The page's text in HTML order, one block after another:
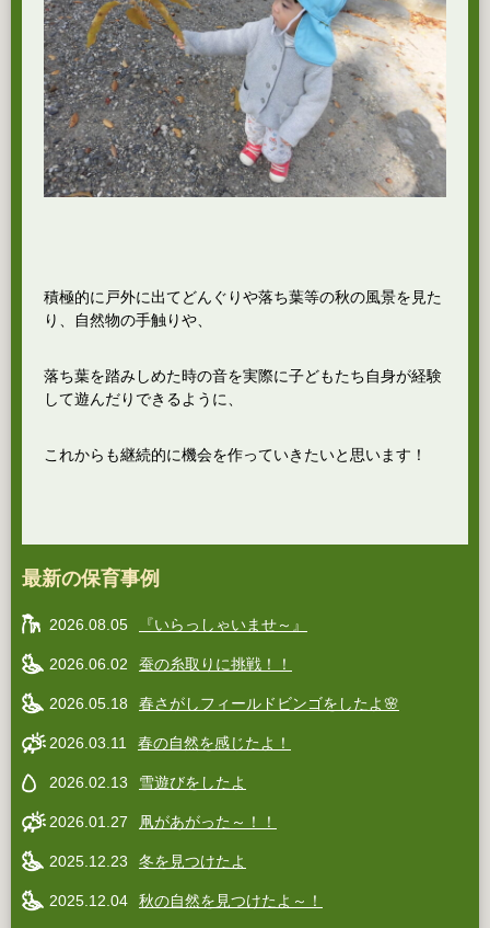
積極的に戸外に出てどんぐりや落ち葉等の秋の風景を見た
り、自然物の手触りや、
落ち葉を踏みしめた時の音を実際に子どもたち自身が経験
して遊んだりできるように、
これからも継続的に機会を作っていきたいと思います！
最新の保育事例
2026.08.05 『いらっしゃいませ～』
2026.06.02 蚕の糸取りに挑戦！！
2026.05.18 春さがしフィールドビンゴをしたよ🌸
2026.03.11 春の自然を感じたよ！
2026.02.13 雪遊びをしたよ
2026.01.27 凧があがった～！！
2025.12.23 冬を見つけたよ
2025.12.04 秋の自然を見つけたよ～！